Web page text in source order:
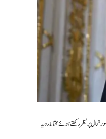
پر نظر رکھتے ہوئے محتاط رویہ